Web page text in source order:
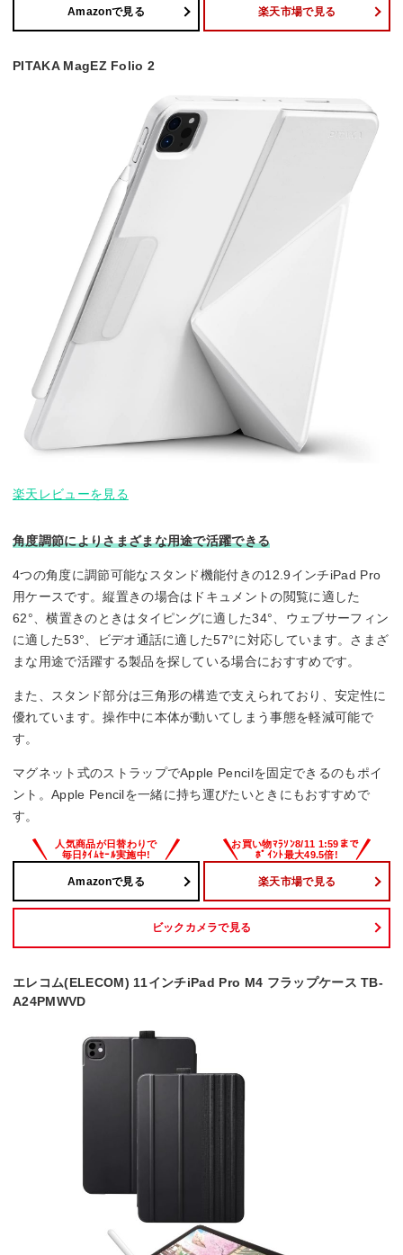
Amazonで見る 楽天市場で見る
PITAKA MagEZ Folio 2
楽天レビューを見る
角度調節によりさまざまな用途で活躍できる
4つの角度に調節可能なスタンド機能付きの12.9インチiPad Pro
用ケースです。縦置きの場合はドキュメントの閲覧に適した
62°、横置きのときはタイピングに適した34°、ウェブサーフィン
に適した53°、ビデオ通話に適した57°に対応しています。さまざ
まな用途で活躍する製品を探している場合におすすめです。
また、スタンド部分は三角形の構造で支えられており、安定性に
優れています。操作中に本体が動いてしまう事態を軽減可能で
す。
マグネット式のストラップでApple Pencilを固定できるのもポイ
ント。Apple Pencilを一緒に持ち運びたいときにもおすすめで
す。
Amazonで見る 楽天市場で見る
ビックカメラで見る
エレコム(ELECOM) 11インチiPad Pro M4 フラップケース TB-
A24PMWVD